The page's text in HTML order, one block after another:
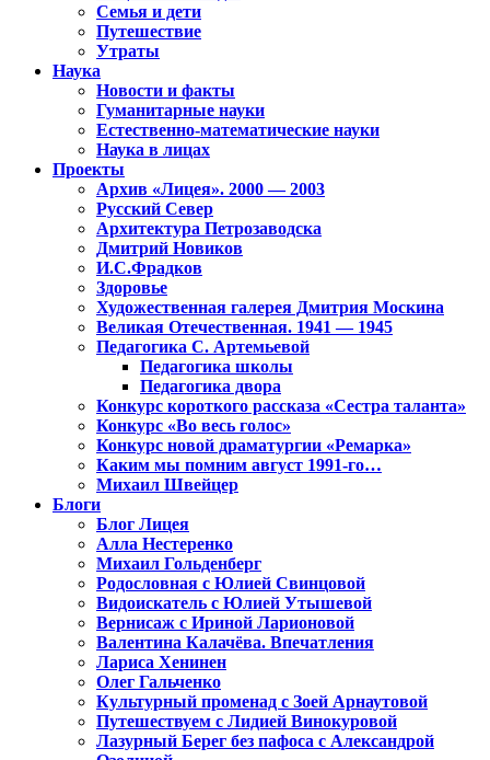
Семья и дети
Путешествие
Утраты
Наука
Новости и факты
Гуманитарные науки
Естественно-математические науки
Наука в лицах
Проекты
Архив «Лицея». 2000 — 2003
Русский Север
Архитектура Петрозаводска
Дмитрий Новиков
И.С.Фрадков
Здоровье
Художественная галерея Дмитрия Москина
Великая Отечественная. 1941 — 1945
Педагогика С. Артемьевой
Педагогика школы
Педагогика двора
Конкурс короткого рассказа «Сестра таланта»
Конкурс «Во весь голос»
Конкурс новой драматургии «Ремарка»
Каким мы помним август 1991-го…
Михаил Швейцер
Блоги
Блог Лицея
Алла Нестеренко
Михаил Гольденберг
Родословная с Юлией Свинцовой
Видоискатель с Юлией Утышевой
Вернисаж с Ириной Ларионовой
Валентина Калачёва. Впечатления
Лариса Хенинен
Олег Гальченко
Культурный променад с Зоей Арнаутовой
Путешествуем с Лидией Винокуровой
Лазурный Берег без пафоса с Александрой